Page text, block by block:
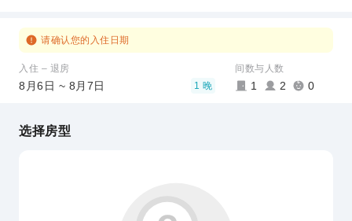
请确认您的入住日期
入住 – 退房
8月6日 ~ 8月7日 1 晚
间数与人数
1 2 0
选择房型